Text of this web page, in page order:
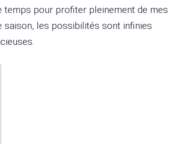
temps pour profiter pleinement de mes
saison, les possibilités sont infinies